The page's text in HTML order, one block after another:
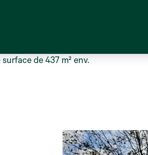
de 437 m² env.